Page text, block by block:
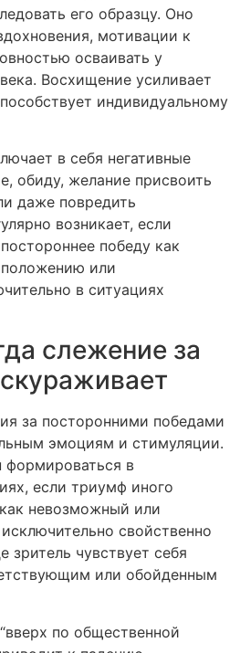
его образцу. Оно
мотивации к
осваивать у
Восхищение усиливает
индивидуальному
в себя негативные
обиду, желание присвоить
даже повредить
возникает, если
победу как
положению или
в ситуациях
слежение за
за посторонними победами
эмоциям и стимуляции.
формироваться в
если триумф иного
невозможный или
свойственно
зритель чувствует себя
или обойденным
по общественной